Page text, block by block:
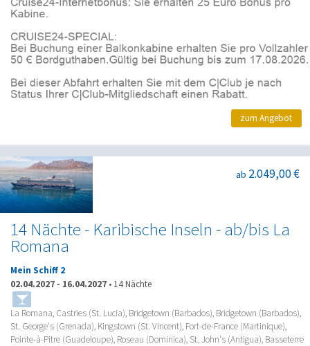
zum Angebot
14 Nächte - Karibische Inseln - ab/bis La
Romana
ab 2.049,00 €
Mein Schiff 2
02.04.2027 - 16.04.2027 • 14 Nächte
La Romana, Castries (St. Lucia), Bridgetown (Barbados), Bridgetown (Barbados),
St. George's (Grenada), Kingstown (St. Vincent), Fort-de-France (Martinique),
Pointe-à-Pitre (Guadeloupe), Roseau (Dominica), St. John's (Antigua), Basseterre